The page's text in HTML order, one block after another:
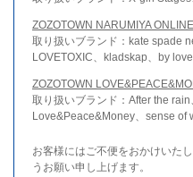
ZOZOTOWN NARUMIYA
取り扱いブランド：kate spade
LOVETOXIC、kladskap、by
ZOZOTOWN
取り扱いブランド：After the rain
Love&Peace&Money、sense of
お客様にはご不便をおかけいた
うお願い申し上げます。